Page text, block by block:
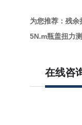
为您推荐：残
5N.m瓶盖扭力
在线咨